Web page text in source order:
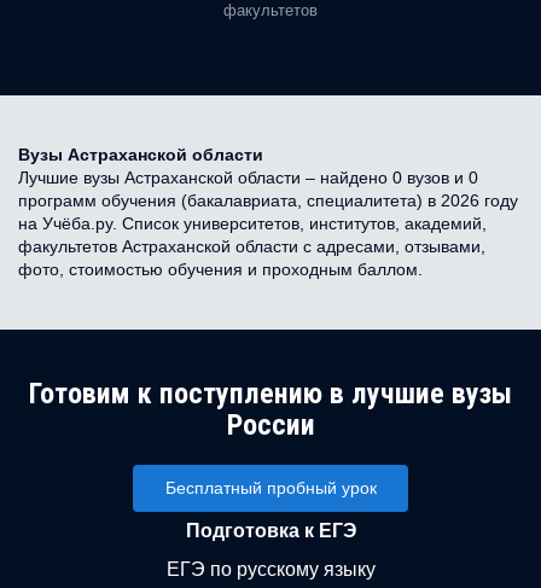
факультетов
Вузы Астраханской области
Лучшие вузы Астраханской области – найдено 0 вузов и 0
программ обучения (бакалавриата, специалитета) в 2026 году
на Учёба.ру. Список университетов, институтов, академий,
факультетов Астраханской области с адресами, отзывами,
фото, стоимостью обучения и проходным баллом.
Готовим к поступлению в лучшие вузы
России
Бесплатный пробный урок
Подготовка к ЕГЭ
ЕГЭ по русскому языку